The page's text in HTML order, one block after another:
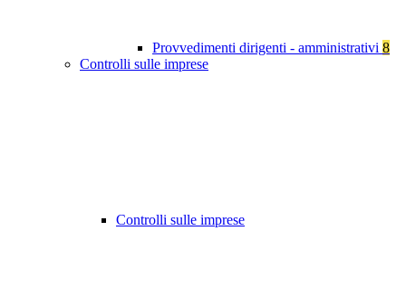
Provvedimenti dirigenti - amministrativi 8
Controlli sulle imprese
Controlli sulle imprese